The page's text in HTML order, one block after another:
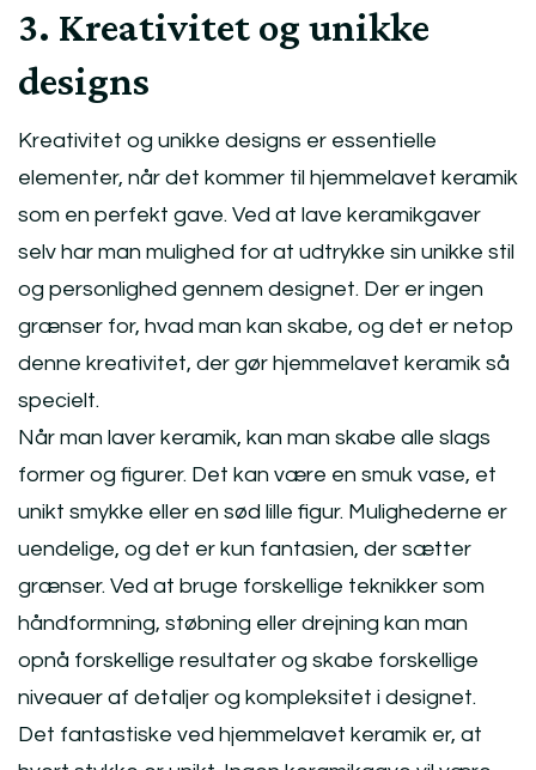
3. Kreativitet og unikke
designs
Kreativitet og unikke designs er essentielle
elementer, når det kommer til hjemmelavet keramik
som en perfekt gave. Ved at lave keramikgaver
selv har man mulighed for at udtrykke sin unikke stil
og personlighed gennem designet. Der er ingen
grænser for, hvad man kan skabe, og det er netop
denne kreativitet, der gør hjemmelavet keramik så
specielt.
Når man laver keramik, kan man skabe alle slags
former og figurer. Det kan være en smuk vase, et
unikt smykke eller en sød lille figur. Mulighederne er
uendelige, og det er kun fantasien, der sætter
grænser. Ved at bruge forskellige teknikker som
håndformning, støbning eller drejning kan man
opnå forskellige resultater og skabe forskellige
niveauer af detaljer og kompleksitet i designet.
Det fantastiske ved hjemmelavet keramik er, at